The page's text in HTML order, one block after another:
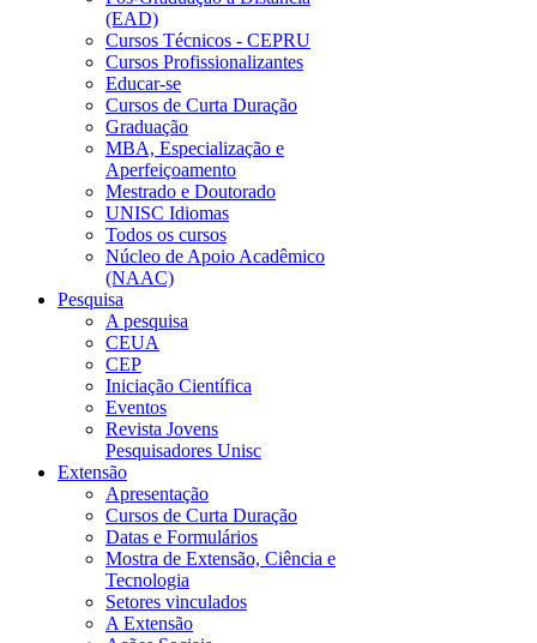
(EAD)
Cursos Técnicos - CEPRU
Cursos Profissionalizantes
Educar-se
Cursos de Curta Duração
Graduação
MBA, Especialização e
Aperfeiçoamento
Mestrado e Doutorado
UNISC Idiomas
Todos os cursos
Núcleo de Apoio Acadêmico
(NAAC)
Pesquisa
A pesquisa
CEUA
CEP
Iniciação Científica
Eventos
Revista Jovens
Pesquisadores Unisc
Extensão
Apresentação
Cursos de Curta Duração
Datas e Formulários
Mostra de Extensão, Ciência e
Tecnologia
Setores vinculados
A Extensão